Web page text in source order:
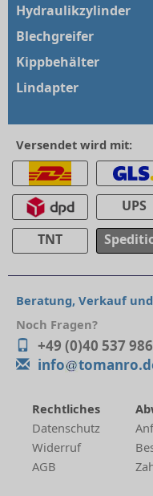
Hydraulikzylinder
Blechgreifer
Kippbehälter
Lindapter
Versendet wird mit:
UPS
TNT
Beratung, Verkauf
Noch Fragen?
+49 (0)40 537
info
Rechtliches
Datenschutz
Widerruf
AGB